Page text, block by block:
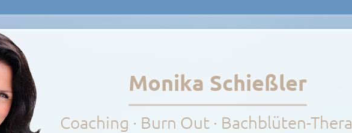
Monika Schießler
Coaching · Burn Out · Bachblüten-